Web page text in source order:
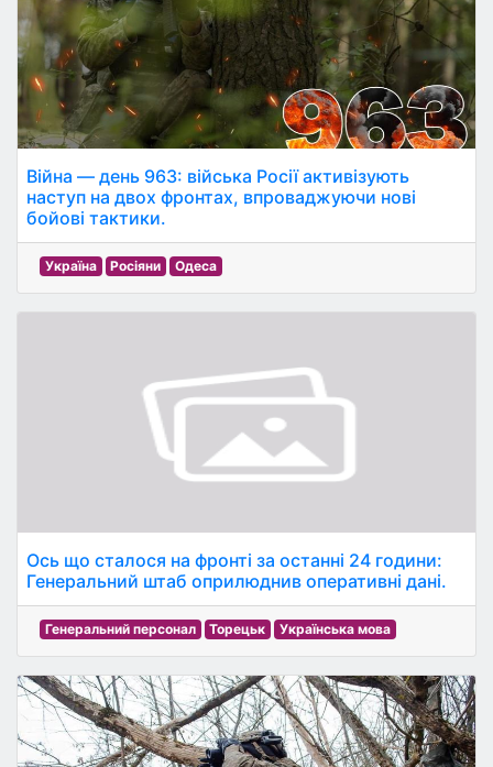
Війна — день 963: війська Росії активізують
наступ на двох фронтах, впроваджуючи нові
бойові тактики.
Україна Росіяни Одеса
Ось що сталося на фронті за останні 24 години:
Генеральний штаб оприлюднив оперативні дані.
Генеральний персонал Торецьк Українська мова